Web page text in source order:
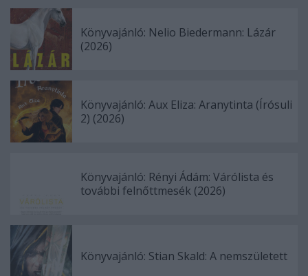
Könyvajánló: Nelio Biedermann: Lázár
(2026)
Könyvajánló: Aux Eliza: Aranytinta (Írósuli
2) (2026)
Könyvajánló: Rényi Ádám: Várólista és
további felnőttmesék (2026)
Könyvajánló: Stian Skald: A nemszületett